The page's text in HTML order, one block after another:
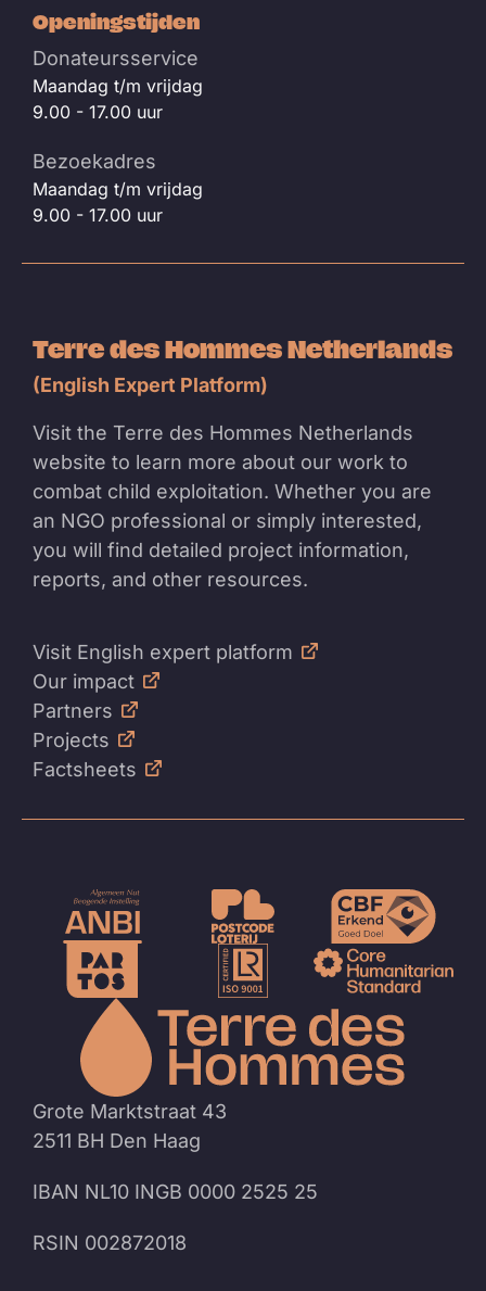
Openingstijden
Donateursservice
Maandag t/m vrijdag
9.00 - 17.00 uur
Bezoekadres
Maandag t/m vrijdag
9.00 - 17.00 uur
Terre des Hommes Netherlands
(English Expert Platform)
Visit the Terre des Hommes Netherlands
website to learn more about our work to
combat child exploitation. Whether you are
an NGO professional or simply interested,
you will find detailed project information,
reports, and other resources.
Visit English expert platform
Our impact
Partners
Projects
Factsheets
Grote Marktstraat 43
2511 BH Den Haag
IBAN NL10 INGB 0000 2525 25
RSIN 002872018